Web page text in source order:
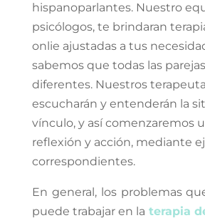
hispanoparlantes. Nuestro
psicólogos, te brindaran
onlie ajustadas a tus
sabemos que todas las
diferentes. Nuestros
escucharán y entenderán la
vínculo, y así comenzaremos
reflexión y acción, mediante
correspondientes.
En general, los problemas
puede trabajar en la terapia